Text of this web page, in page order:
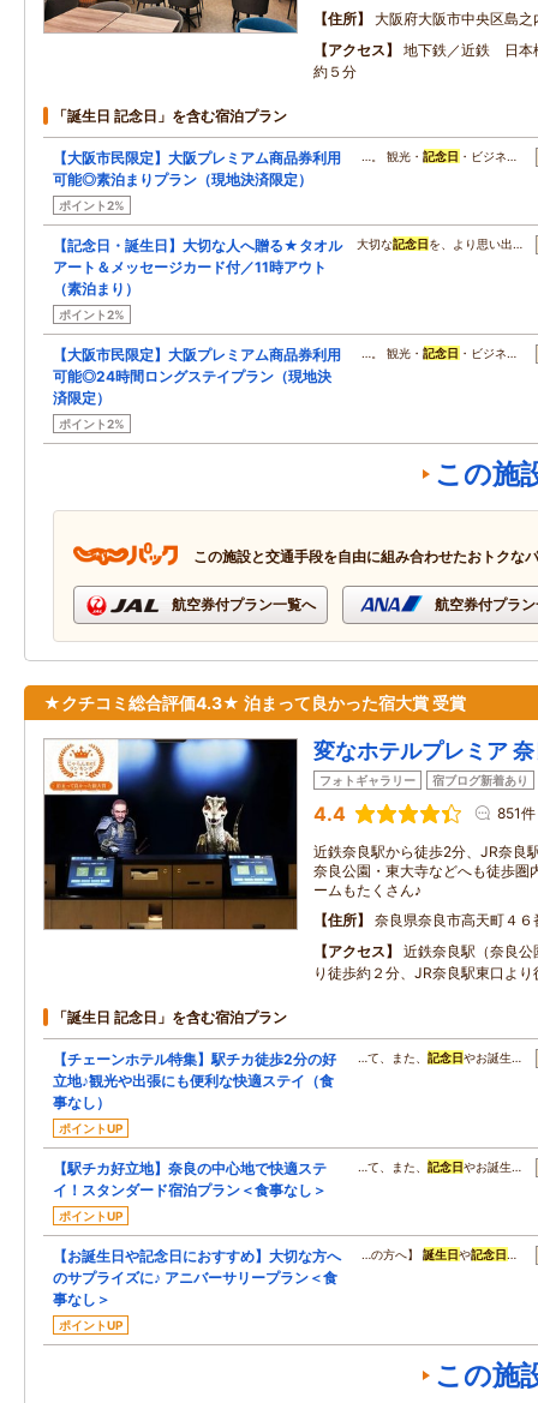
住所
大阪府大阪市中央区島
アクセス
地下鉄／近鉄 日本
約５分
「誕生日 記念日」を含む宿泊プラン
【大阪市民限定】大阪プレミアム商品券利用
可能◎素泊まりプラン（現地決済限定）
ポイント2%
…。 観光・記念日 ・ビジネ…
【記念日・誕生日】大切な人へ贈る★タオル
アート＆メッセージカード付／11時アウト
（素泊まり）
ポイント2%
大切な記念日 を、より思い出…
【大阪市民限定】大阪プレミアム商品券利用
可能◎24時間ロングステイプラン（現地決
済限定）
ポイント2%
…。 観光・記念日 ・ビジネ…
この施
この施設と交通手段を自由に組み合わせたおトクな
航空券付プラン一覧へ 航空券付プラ
★クチコミ総合評価4.3★ 泊まって良かった宿大賞 受賞
変なホテルプレミア
フォトギャラリー 宿ブログ新着あり
4.4 851件
近鉄奈良駅から徒歩2分、JR奈良
奈良公園・東大寺などへも徒歩
ームもたくさん♪
住所
奈良県奈良市高天町４６
アクセス
近鉄奈良駅（奈良
り徒歩約２分、JR奈良駅東口よ
「誕生日 記念日」を含む宿泊プラン
【チェーンホテル特集】駅チカ徒歩2分の好
立地♪観光や出張にも便利な快適ステイ（食
事なし）
ポイントUP
…て、また、 記念日やお誕生…
【駅チカ好立地】奈良の中心地で快適ステ
イ！スタンダード宿泊プラン＜食事なし＞
ポイントUP
…て、また、 記念日やお誕生…
【お誕生日や記念日におすすめ】大切な方へ
のサプライズに♪ アニバーサリープラン＜食
事なし＞
ポイントUP
…の方へ】誕生日や記念日 …
この施